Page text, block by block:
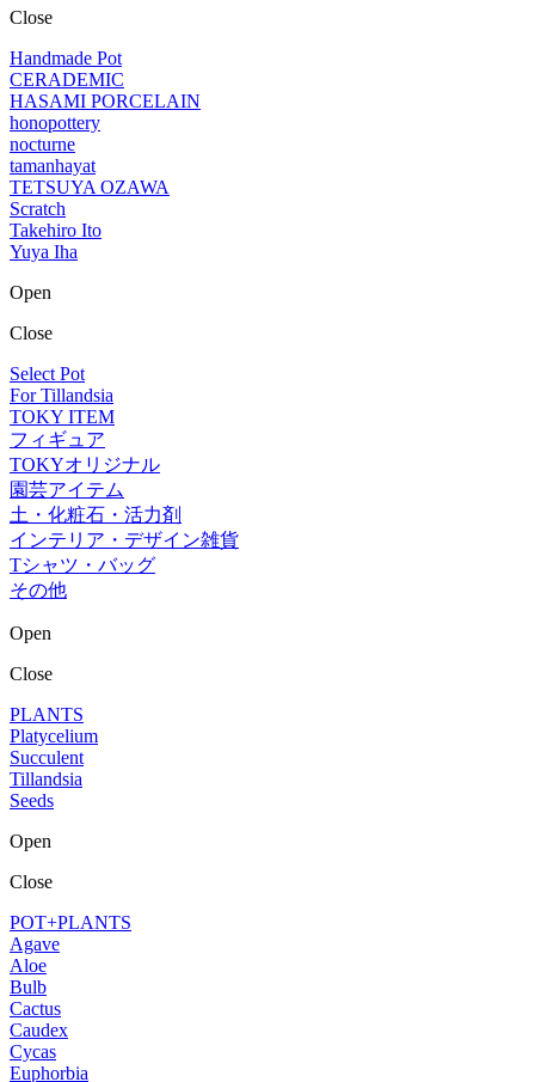
Close
Handmade Pot
CERADEMIC
HASAMI PORCELAIN
honopottery
nocturne
tamanhayat
TETSUYA OZAWA
Scratch
Takehiro Ito
Yuya Iha
Open
Close
Select Pot
For Tillandsia
TOKY ITEM
フィギュア
TOKYオリジナル
園芸アイテム
土・化粧石・活力剤
インテリア・デザイン雑貨
Tシャツ・バッグ
その他
Open
Close
PLANTS
Platycelium
Succulent
Tillandsia
Seeds
Open
Close
POT+PLANTS
Agave
Aloe
Bulb
Cactus
Caudex
Cycas
Euphorbia